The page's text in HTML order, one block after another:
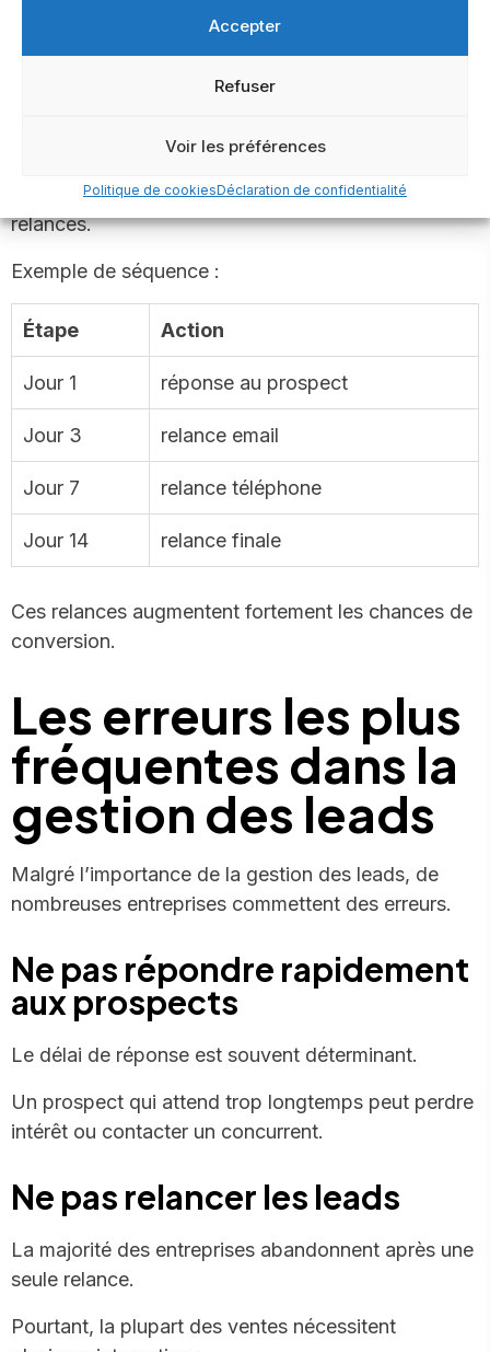
Accepter
Refuser
Voir les préférences
Politique de cookiesDéclaration de confidentialité
Relance des prospects
Il est donc essentiel de mettre en place plusieurs
relances.
Exemple de séquence :
Étape Action
Jour 1 réponse au prospect
Jour 3 relance email
Jour 7 relance téléphone
Jour 14 relance finale
Ces relances augmentent fortement les chances de
conversion.
Les erreurs les plus
fréquentes dans la
gestion des leads
Malgré l’importance de la gestion des leads, de
nombreuses entreprises commettent des erreurs.
Ne pas répondre rapidement
aux prospects
Le délai de réponse est souvent déterminant.
Un prospect qui attend trop longtemps peut perdre
intérêt ou contacter un concurrent.
Ne pas relancer les leads
La majorité des entreprises abandonnent après une
seule relance.
Pourtant, la plupart des ventes nécessitent